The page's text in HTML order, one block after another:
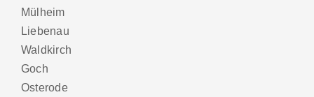
Mülheim
Liebenau
Waldkirch
Goch
Osterode